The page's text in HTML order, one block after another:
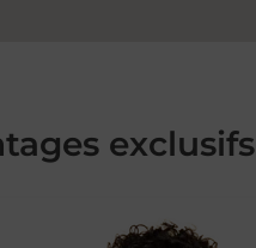
exclusifs